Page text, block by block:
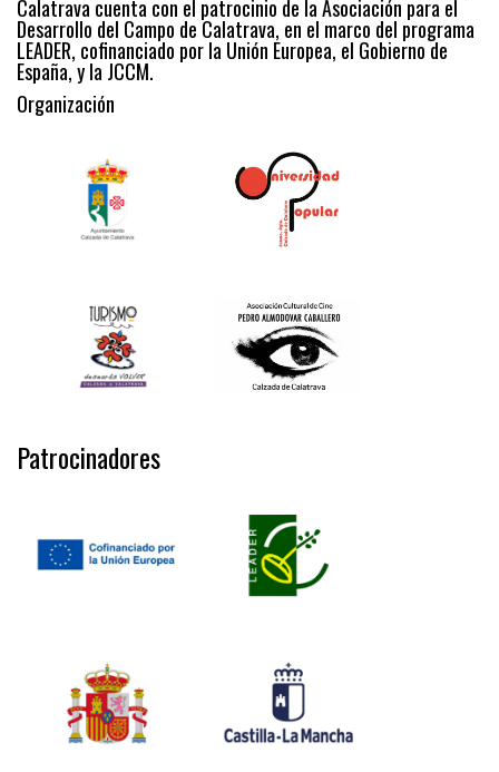
Calatrava cuenta con el patrocinio de la Asociación para el
Desarrollo del Campo de Calatrava, en el marco del programa
LEADER, cofinanciado por la Unión Europea, el Gobierno de
España, y la JCCM.
Organización
Patrocinadores